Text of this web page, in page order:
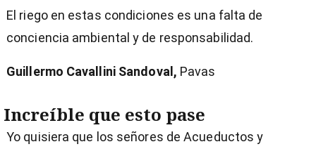
El riego en estas condiciones es una falta de
conciencia ambiental y de responsabilidad.
Guillermo Cavallini Sandoval, Pavas
Increíble que esto pase
Yo quisiera que los señores de Acueductos y